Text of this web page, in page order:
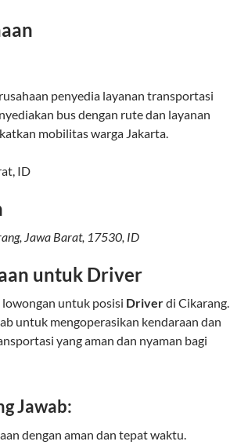
penyedia layanan transportasi
bus dengan rute dan layanan
mobilitas warga Jakarta.
, ID
, Jawa Barat, 17530, ID
untuk Driver
untuk posisi Driverdi Cikarang.
untuk mengoperasikan kendaraan dan
yang aman dan nyaman bagi
Jawab:
dengan aman dan tepat waktu.